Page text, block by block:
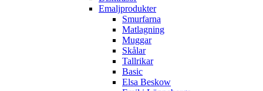
Emaljprodukter
Smurfarna
Matlagning
Muggar
Skålar
Tallrikar
Basic
Elsa Beskow